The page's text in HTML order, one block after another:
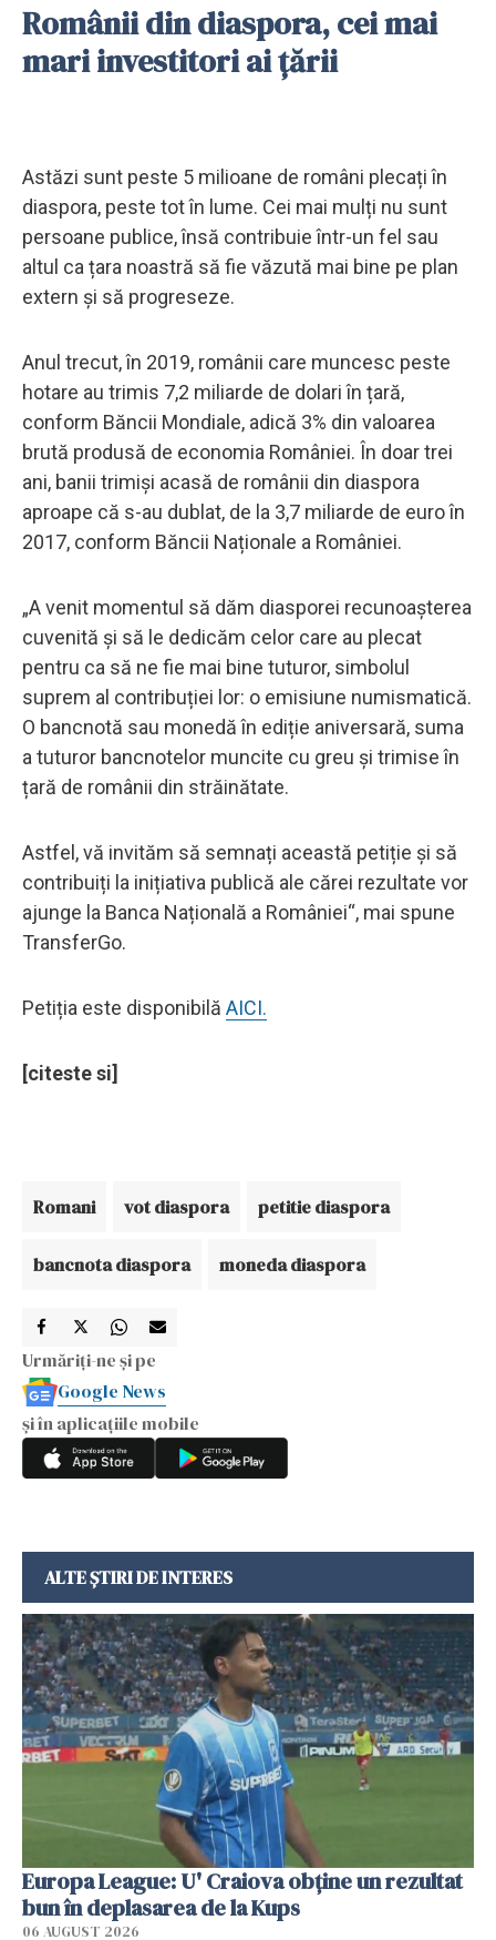
Românii din diaspora, cei mai
mari investitori ai țării
Astăzi sunt peste 5 milioane de români plecați în
diaspora, peste tot în lume. Cei mai mulți nu sunt
persoane publice, însă contribuie într-un fel sau
altul ca țara noastră să fie văzută mai bine pe plan
extern și să progreseze.
Anul trecut, în 2019, românii care muncesc peste
hotare au trimis 7,2 miliarde de dolari în țară,
conform Băncii Mondiale, adică 3% din valoarea
brută produsă de economia României. În doar trei
ani, banii trimiși acasă de românii din diaspora
aproape că s-au dublat, de la 3,7 miliarde de euro în
2017, conform Băncii Naționale a României.
„A venit momentul să dăm diasporei recunoașterea
cuvenită și să le dedicăm celor care au plecat
pentru ca să ne fie mai bine tuturor, simbolul
suprem al contribuției lor: o emisiune numismatică.
O bancnotă sau monedă în ediție aniversară, suma
a tuturor bancnotelor muncite cu greu și trimise în
țară de românii din străinătate.
Astfel, vă invităm să semnați această petiție și să
contribuiți la inițiativa publică ale cărei rezultate vor
ajunge la Banca Națională a României“, mai spune
TransferGo.
Petiția este disponibilă AICI.
[citeste si]
Romani vot diaspora petitie diaspora
bancnota diaspora moneda diaspora
Urmăriți-ne și pe
Google News
și în aplicațiile mobile
ALTE ȘTIRI DE INTERES
Europa League: U' Craiova obține un rezultat
bun în deplasarea de la Kups
06 AUGUST 2026